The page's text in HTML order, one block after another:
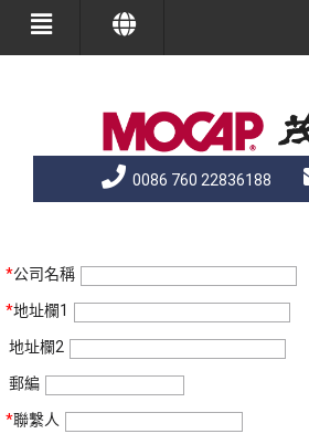
0086 760 22836188
*公司名稱
*地址欄1
地址欄2
郵編
*聯繫人